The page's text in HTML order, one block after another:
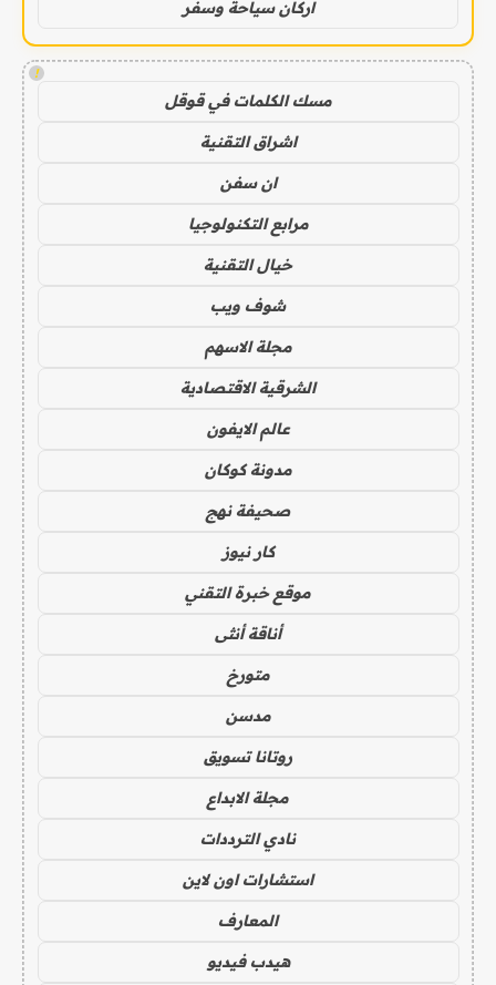
اركان سياحة وسفر
!
مسك الكلمات في قوقل
اشراق التقنية
ان سفن
مرابع التكنولوجيا
خيال التقنية
شوف ويب
مجلة الاسهم
الشرقية الاقتصادية
عالم الايفون
مدونة كوكان
صحيفة نهج
كار نيوز
موقع خبرة التقني
أناقة أنثى
متورخ
مدسن
روتانا تسويق
مجلة الابداع
نادي الترددات
استشارات اون لاين
المعارف
هيدب فيديو